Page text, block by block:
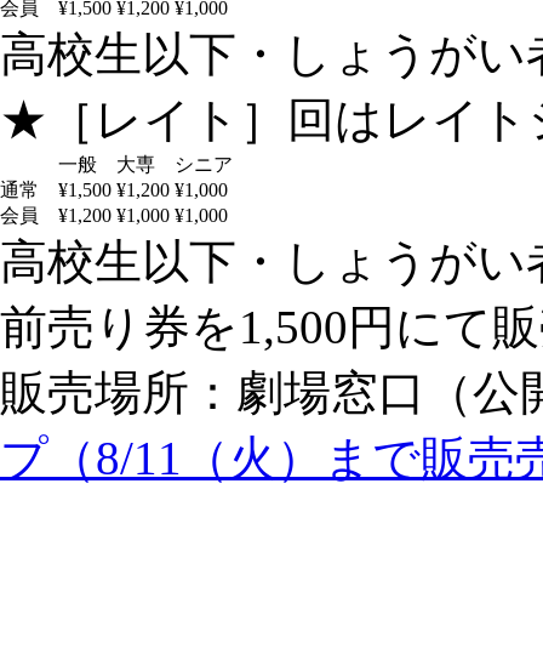
会員
¥1,500 ¥1,200 ¥1,000
高校生以下・しょうがい
★［レイト］回はレイト
一般 大専
シニア
通常
¥1,500 ¥1,200 ¥1,000
会員
¥1,200 ¥1,000 ¥1,000
高校生以下・しょうがい
前売り券を1,500円にて
販売場所：劇場窓口（公
プ（8/11（火）まで販売